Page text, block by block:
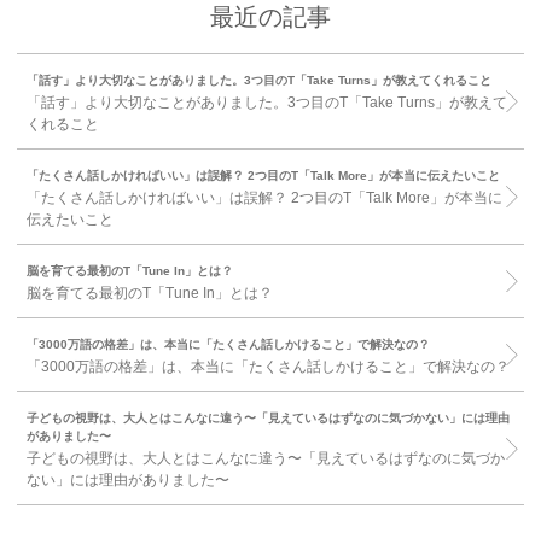
最近の記事
「話す」より大切なことがありました。3つ目のT「Take Turns」が教えてくれること
「話す」より大切なことがありました。3つ目のT「Take Turns」が教えて
くれること
「たくさん話しかければいい」は誤解？ 2つ目のT「Talk More」が本当に伝えたいこと
「たくさん話しかければいい」は誤解？ 2つ目のT「Talk More」が本当に
伝えたいこと
脳を育てる最初のT「Tune In」とは？
脳を育てる最初のT「Tune In」とは？
「3000万語の格差」は、本当に「たくさん話しかけること」で解決なの？
「3000万語の格差」は、本当に「たくさん話しかけること」で解決なの？
子どもの視野は、大人とはこんなに違う〜「見えているはずなのに気づかない」には理由
がありました〜
子どもの視野は、大人とはこんなに違う〜「見えているはずなのに気づか
ない」には理由がありました〜